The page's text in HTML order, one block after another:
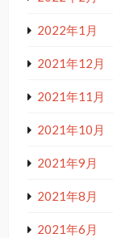
2022年1月
2021年12月
2021年11月
2021年10月
2021年9月
2021年8月
2021年6月